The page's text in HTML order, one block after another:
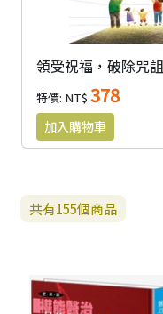
領受祝福，破除咒詛
特價: NT$378
共有155個商品